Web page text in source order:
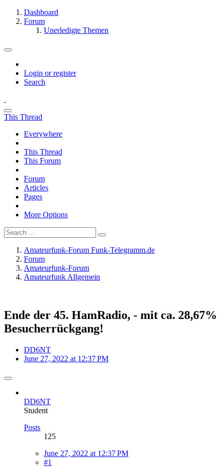
Dashboard
Forum
Unerledigte Themen
Login or register
Search
This Thread
Everywhere
This Thread
This Forum
Forum
Articles
Pages
More Options
Amateurfunk-Forum Funk-Telegramm.de
Forum
Amateurfunk-Forum
Amateurfunk Allgemein
Ende der 45. HamRadio, - mit ca. 28,67%
Besucherrückgang!
DD6NT
June 27, 2022 at 12:37 PM
DD6NT
Student
Posts
125
June 27, 2022 at 12:37 PM
#1